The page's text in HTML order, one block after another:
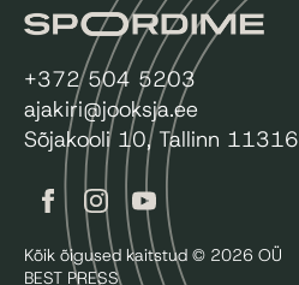
+372 504 5203
ajakiri@jooksja.ee
Sõjakooli 10, Tallinn 11316
Kõik õigused kaitstud © 2026 OÜ
BEST PRESS